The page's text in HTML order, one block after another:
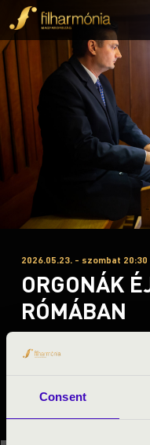
Consent
2026.05.23. - szombat 20:30
ORGONÁK
RÓMÁBAN
Fesztivál koncert